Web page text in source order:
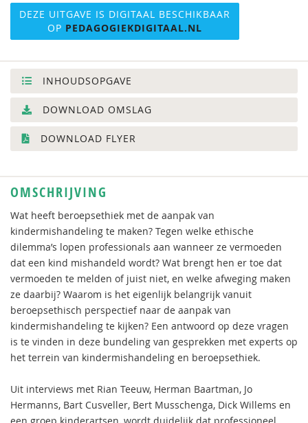
DEZE UITGAVE IS DIGITAAL BESCHIKBAAR
OP PEDAGOGIEKDIGITAAL.NL
INHOUDSOPGAVE
DOWNLOAD OMSLAG
DOWNLOAD FLYER
OMSCHRIJVING
Wat heeft beroepsethiek met de aanpak van
kindermishandeling te maken? Tegen welke ethische
dilemma’s lopen professionals aan wanneer ze vermoeden
dat een kind mishandeld wordt? Wat brengt hen er toe dat
vermoeden te melden of juist niet, en welke afweging maken
ze daarbij? Waarom is het eigenlijk belangrijk vanuit
beroepsethisch perspectief naar de aanpak van
kindermishandeling te kijken? Een antwoord op deze vragen
is te vinden in deze bundeling van gesprekken met experts op
het terrein van kindermishandeling en beroepsethiek.
Uit interviews met Rian Teeuw, Herman Baartman, Jo
Hermanns, Bart Cusveller, Bert Musschenga, Dick Willems en